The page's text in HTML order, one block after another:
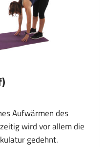
Aufwärmen des
wird vor allem die
gedehnt.